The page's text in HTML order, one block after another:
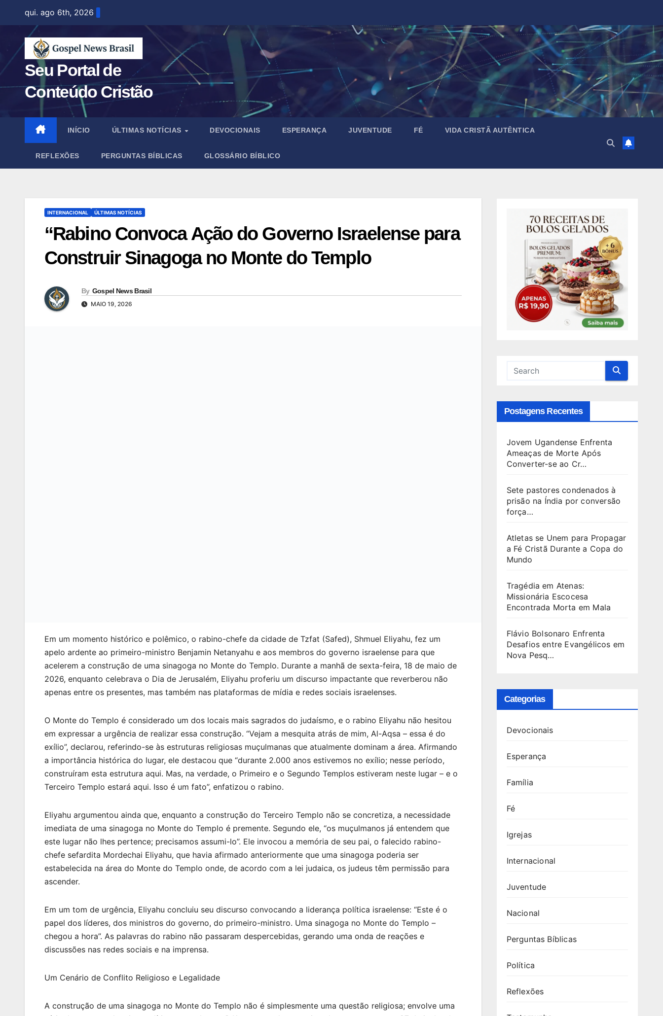
content
qui. ago 6th, 2026
Seu Portal de
Conteúdo Cristão
INÍCIO ÚLTIMAS NOTÍCIAS DEVOCIONAIS ESPERANÇA JUVENTUDE FÉ VIDA CRISTÃ AUTÊNTICA
REFLEXÕES PERGUNTAS BÍBLICAS GLOSSÁRIO BÍBLICO
INTERNACIONAL ÚLTIMAS NOTÍCIAS
“Rabino Convoca Ação do Governo Israelense para
Construir Sinagoga no Monte do Templo
By Gospel News Brasil
MAIO 19, 2026
Em um momento histórico e polêmico, o rabino-chefe da cidade de Tzfat (Safed), Shmuel Eliyahu, fez um
apelo ardente ao primeiro-ministro Benjamin Netanyahu e aos membros do governo israelense para que
acelerem a construção de uma sinagoga no Monte do Templo. Durante a manhã de sexta-feira, 18 de maio de
2026, enquanto celebrava o Dia de Jerusalém, Eliyahu proferiu um discurso impactante que reverberou não
apenas entre os presentes, mas também nas plataformas de mídia e redes sociais israelenses.
O Monte do Templo é considerado um dos locais mais sagrados do judaísmo, e o rabino Eliyahu não hesitou
em expressar a urgência de realizar essa construção. “Vejam a mesquita atrás de mim, Al-Aqsa – essa é do
exílio”, declarou, referindo-se às estruturas religiosas muçulmanas que atualmente dominam a área. Afirmando
a importância histórica do lugar, ele destacou que “durante 2.000 anos estivemos no exílio; nesse período,
construíram esta estrutura aqui. Mas, na verdade, o Primeiro e o Segundo Templos estiveram neste lugar – e o
Terceiro Templo estará aqui. Isso é um fato”, enfatizou o rabino.
Eliyahu argumentou ainda que, enquanto a construção do Terceiro Templo não se concretiza, a necessidade
imediata de uma sinagoga no Monte do Templo é premente. Segundo ele, “os muçulmanos já entendem que
este lugar não lhes pertence; precisamos assumi-lo”. Ele invocou a memória de seu pai, o falecido rabino-
chefe sefardita Mordechai Eliyahu, que havia afirmado anteriormente que uma sinagoga poderia ser
estabelecida na área do Monte do Templo onde, de acordo com a lei judaica, os judeus têm permissão para
ascender.
Em um tom de urgência, Eliyahu concluiu seu discurso convocando a liderança política israelense: “Este é o
papel dos líderes, dos ministros do governo, do primeiro-ministro. Uma sinagoga no Monte do Templo –
chegou a hora”. As palavras do rabino não passaram despercebidas, gerando uma onda de reações e
discussões nas redes sociais e na imprensa.
Um Cenário de Conflito Religioso e Legalidade
A construção de uma sinagoga no Monte do Templo não é simplesmente uma questão religiosa; envolve uma
Postagens Recentes
Jovem Ugandense Enfrenta
Ameaças de Morte Após
Converter-se ao Cr…
Sete pastores condenados à
prisão na Índia por conversão
força…
Atletas se Unem para Propagar
a Fé Cristã Durante a Copa do
Mundo
Tragédia em Atenas:
Missionária Escocesa
Encontrada Morta em Mala
Flávio Bolsonaro Enfrenta
Desafios entre Evangélicos em
Nova Pesq…
Categorias
Devocionais
Esperança
Família
Fé
Igrejas
Internacional
Juventude
Nacional
Perguntas Bíblicas
Política
Reflexões